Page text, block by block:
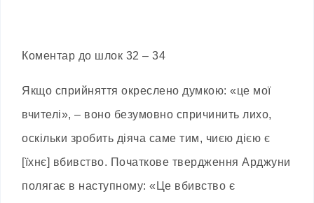
Коментар до шлок 32 – 34
Якщо сприйняття окреслено думкою: «це мої
вчителі», – воно безумовно спричинить лихо,
оскільки зробить діяча саме тим, чиєю дією є
[їхнє] вбивство. Початкове твердження Арджуни
полягає в наступному: «Це вбивство є